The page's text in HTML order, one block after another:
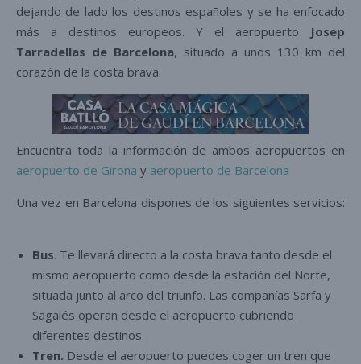
dejando de lado los destinos españoles y se ha enfocado
más a destinos europeos. Y el aeropuerto Josep
Tarradellas de Barcelona, situado a unos 130 km del
corazón de la costa brava.
Encuentra toda la información de ambos aeropuertos en
aeropuerto de Girona y aeropuerto de Barcelona
Una vez en Barcelona dispones de los siguientes servicios:
Bus. Te llevará directo a la costa brava tanto desde el
mismo aeropuerto como desde la estación del Norte,
situada junto al arco del triunfo. Las compañías Sarfa y
Sagalés operan desde el aeropuerto cubriendo
diferentes destinos.
Tren. Desde el aeropuerto puedes coger un tren que